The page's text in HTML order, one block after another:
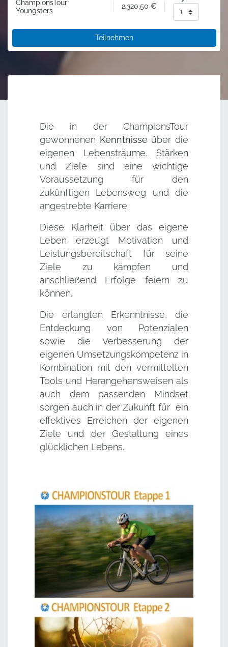
ChampionsTour
Youngsters
2.320,50 €
Teilnehmen
Die in der ChampionsTour
gewonnenen Kenntnisse über die
eigenen Lebensträume, Stärken
und Ziele sind eine wichtige
Voraussetzung für den
zukünftigen Lebensweg und die
angestrebte Karriere.
Diese Klarheit über das eigene
Leben erzeugt Motivation und
Leistungsbereitschaft für seine
Ziele zu kämpfen und
anschließend Erfolge feiern zu
können.
Die erlangten Erkenntnisse, die
Entdeckung von Potenzialen
sowie die Verbesserung der
eigenen Umsetzungskompetenz in
Kombination mit den vermittelten
Tools und Herangehensweisen als
auch dem passenden Mindset
sorgen auch in der Zukunft für ein
effektives Erreichen der eigenen
Ziele und der Gestaltung eines
glücklichen Lebens.